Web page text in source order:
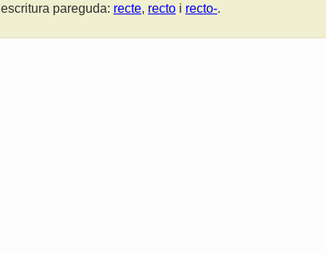
pareguda: recte, recto i recto-.